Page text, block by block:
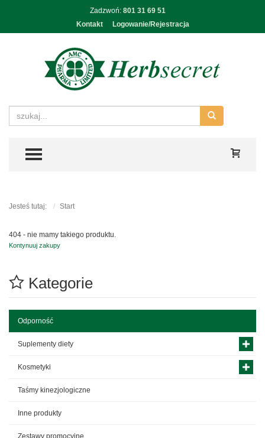
Zadzwoń: 801 31 69 51
Kontakt
Logowanie/Rejestracja
TOGGLE MENU
Jesteś tutaj: Start
404 - nie mamy takiego produktu.
Kontynuuj zakupy
Kategorie
Odporność
Suplementy diety
Kosmetyki
Taśmy kinezjologiczne
Inne produkty
Zestawy promocyjne